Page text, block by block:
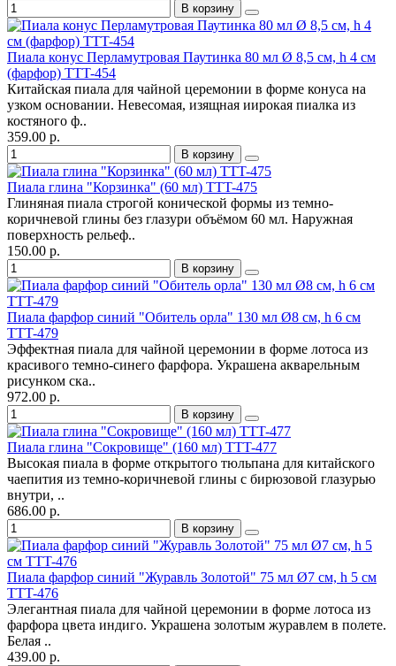
В корзину
Пиала конус Перламутровая Паутинка 80 мл Ø 8,5 см, h 4 см
(фарфор) TTT-454
Китайская пиала для чайной церемонии в форме конуса на
узком основании. Невесомая, изящная иирокая пиалка из
костяного ф..
359.00 р.
В корзину
Пиала глина "Корзинка" (60 мл) TTT-475
Глиняная пиала строгой конической формы из темно-
коричневой глины без глазури объёмом 60 мл. Наружная
поверхность рельеф..
150.00 р.
В корзину
Пиала фарфор синий "Обитель орла" 130 мл Ø8 см, h 6 см
TTT-479
Эффектная пиала для чайной церемонии в форме лотоса из
красивого темно-синего фарфора. Украшена акварельным
рисунком ска..
972.00 р.
В корзину
Пиала глина "Сокровище" (160 мл) TTT-477
Высокая пиала в форме открытого тюльпана для китайского
чаепития из темно-коричневой глины с бирюзовой глазурью
внутри, ..
686.00 р.
В корзину
Пиала фарфор синий "Журавль Золотой" 75 мл Ø7 см, h 5 см
TTT-476
Элегантная пиала для чайной церемонии в форме лотоса из
фарфора цвета индиго. Украшена золотым журавлем в полете.
Белая ..
439.00 р.